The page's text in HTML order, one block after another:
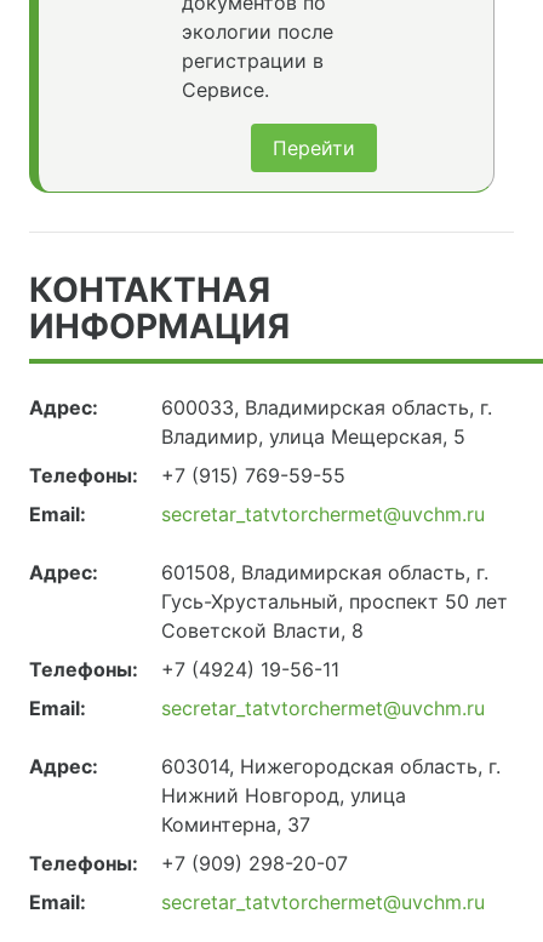
экологии после
регистрации в
Сервисе.
Перейти
КОНТАКТНАЯ
ИНФОРМАЦИЯ
Адрес:
600033, Владимирская область, г.
Владимир, улица Мещерская, 5
Телефоны:
+7 (915) 769-59-55
Email:
secretar_tatvtorchermet@uvchm.ru
Адрес:
601508, Владимирская область, г.
Гусь-Хрустальный, проспект 50 лет
Советской Власти, 8
Телефоны:
+7 (4924) 19-56-11
Email:
secretar_tatvtorchermet@uvchm.ru
Адрес:
603014, Нижегородская область, г.
Нижний Новгород, улица
Коминтерна, 37
Телефоны:
+7 (909) 298-20-07
Email:
secretar_tatvtorchermet@uvchm.ru